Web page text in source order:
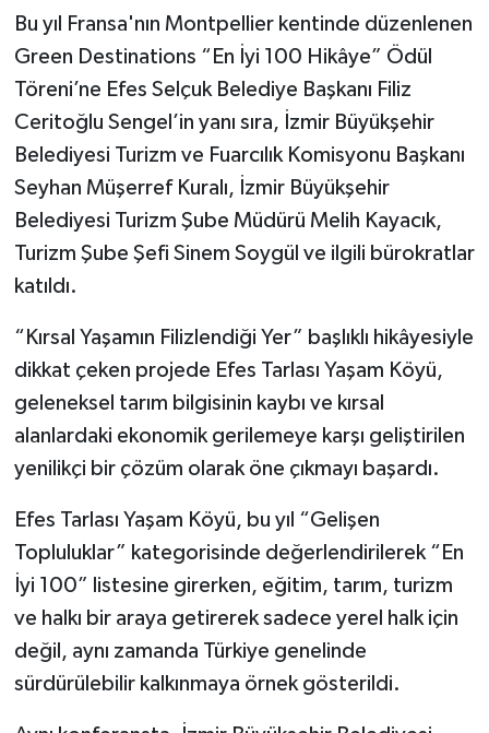
Bu yıl Fransa'nın Montpellier kentinde düzenlenen
Green Destinations “En İyi 100 Hikâye” Ödül
Töreni’ne Efes Selçuk Belediye Başkanı Filiz
Ceritoğlu Sengel’in yanı sıra, İzmir Büyükşehir
Belediyesi Turizm ve Fuarcılık Komisyonu Başkanı
Seyhan Müşerref Kuralı, İzmir Büyükşehir
Belediyesi Turizm Şube Müdürü Melih Kayacık,
Turizm Şube Şefi Sinem Soygül ve ilgili bürokratlar
katıldı.
“Kırsal Yaşamın Filizlendiği Yer” başlıklı hikâyesiyle
dikkat çeken projede Efes Tarlası Yaşam Köyü,
geleneksel tarım bilgisinin kaybı ve kırsal
alanlardaki ekonomik gerilemeye karşı geliştirilen
yenilikçi bir çözüm olarak öne çıkmayı başardı.
Efes Tarlası Yaşam Köyü, bu yıl “Gelişen
Topluluklar” kategorisinde değerlendirilerek “En
İyi 100” listesine girerken, eğitim, tarım, turizm
ve halkı bir araya getirerek sadece yerel halk için
değil, aynı zamanda Türkiye genelinde
sürdürülebilir kalkınmaya örnek gösterildi.